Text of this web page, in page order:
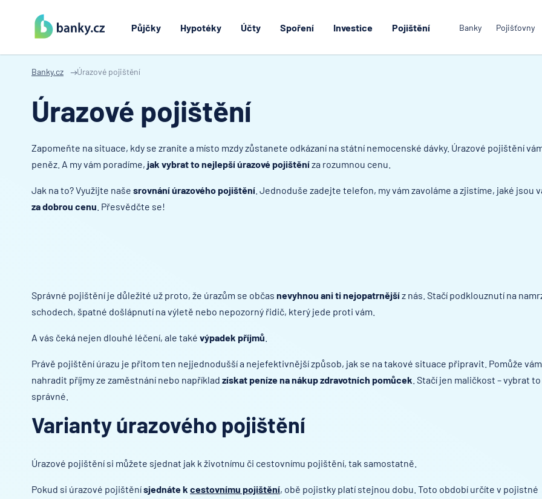
Půjčky Hypotéky Účty Spoření Investice Pojištění Banky Pojišťovny
Banky.cz Úrazové pojištění
Úrazové pojištění
Zapomeňte na situace, kdy se zraníte a místo mzdy zůstanete odkázaní na státní nemocenské dávky. Úrazové pojištění
peněz. A my vám poradíme, jak vybrat to nejlepší úrazové pojištěníza rozumnou cenu.
Jak na to? Využijte naše srovnání úrazového pojištění . Jednoduše zadejte telefon, my vám zavoláme a zjistíme, jaké jsou
za dobrou cenu . Přesvědčte se!
Správné pojištění je důležité už proto, že úrazům se občas nevyhnou ani ti nejopatrnějšíz nás. Stačí podklouznutí na
schodech, špatné došlápnutí na výletě nebo nepozorný řidič, který jede proti vám.
A vás čeká nejen dlouhé léčení, ale také výpadek příjmů
Právě pojištění úrazu je přitom ten nejjednodušší a nejefektivnější způsob, jak se na takové situace připravit. Pomůže vám
nahradit příjmy ze zaměstnání nebo například získat peníze na nákup zdravotních pomůcek . Stačí jen maličkost – vybrat to
správné.
Varianty úrazového pojištění
Úrazové pojištění si můžete sjednat jak k životnímu či cestovnímu pojištění, tak samostatně.
Pokud si úrazové pojištěnísjednáte k cestovnímu pojištění, obě pojistky platí stejnou dobu. Toto období určíte v pojistné